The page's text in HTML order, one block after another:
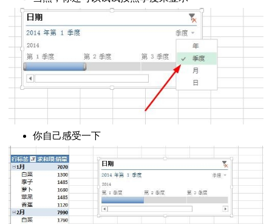
你自己感受一下